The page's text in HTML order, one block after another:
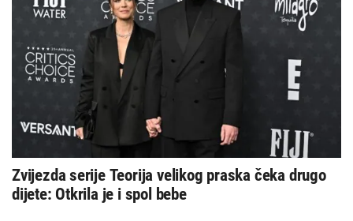
Zvijezda serije Teorija velikog praska čeka drugo
dijete: Otkrila je i spol bebe